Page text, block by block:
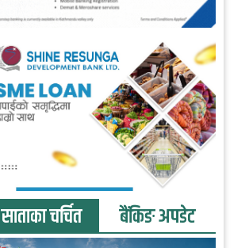
साताका चर्चित बैंकिङ अपडेट